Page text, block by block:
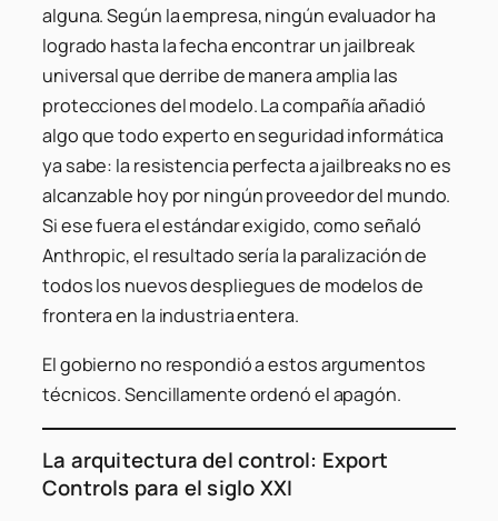
alguna. Según la empresa, ningún evaluador ha
logrado hasta la fecha encontrar un jailbreak
universal que derribe de manera amplia las
protecciones del modelo. La compañía añadió
algo que todo experto en seguridad informática
ya sabe: la resistencia perfecta a jailbreaks no es
alcanzable hoy por ningún proveedor del mundo.
Si ese fuera el estándar exigido, como señaló
Anthropic, el resultado sería la paralización de
todos los nuevos despliegues de modelos de
frontera en la industria entera.
El gobierno no respondió a estos argumentos
técnicos. Sencillamente ordenó el apagón.
La arquitectura del control: Export
Controls para el siglo XXI